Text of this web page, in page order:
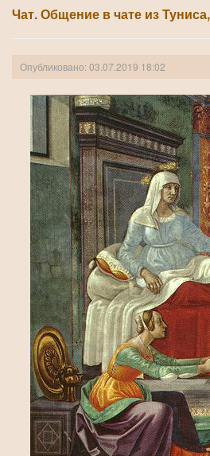
Чат. Общение в чате из
Опубликовано: 03.07.2019 18:02